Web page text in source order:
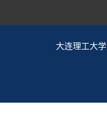
大连理工大